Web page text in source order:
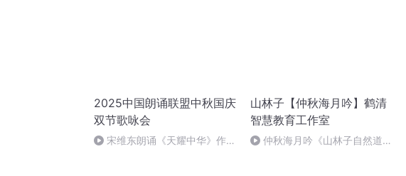
2025中国朗诵联盟中秋国庆
双节歌咏会
宋维东朗诵《天耀中华》作
山林子【仲秋海月吟】鹤清
智慧教育工作室
仲秋海月吟《山林子自然道德